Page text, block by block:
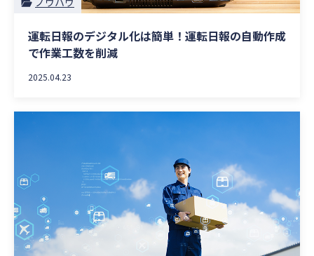
運転日報のデジタル化は簡単！運転日報の自動作成
で作業工数を削減
2025.04.23